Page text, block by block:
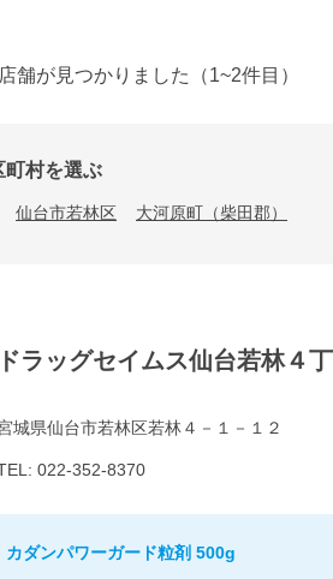
舗が見つかりました （1~2件目）
町村を選ぶ
仙台市若林区 大河原町（柴田郡）
ドラッグセイムス仙台若林４
城県仙台市若林区若林４－１－１２
022-352-8370
カダンパワーガード粒剤 500g